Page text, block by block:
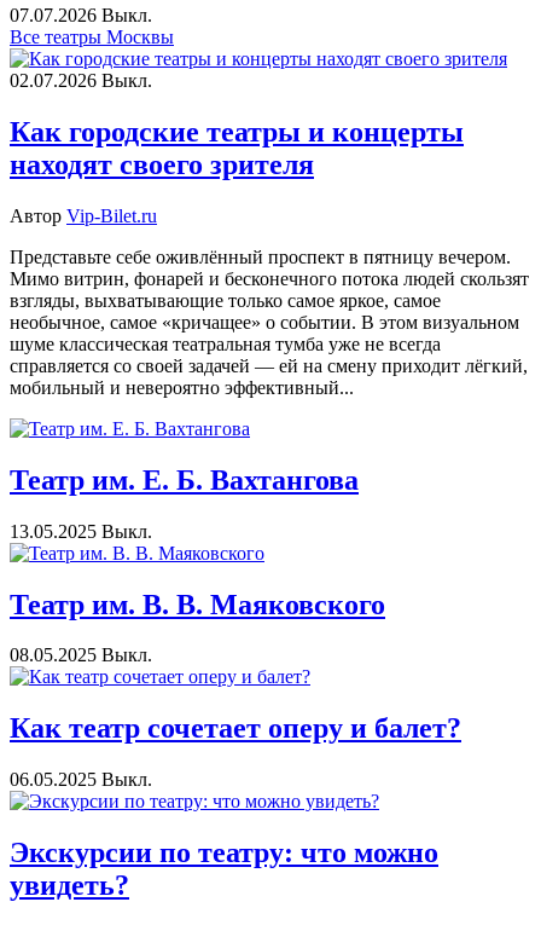
07.07.2026 Выкл.
Все театры Москвы
02.07.2026 Выкл.
Как городские театры и концерты
находят своего зрителя
Автор Vip-Bilet.ru
Представьте себе оживлённый проспект в пятницу вечером.
Мимо витрин, фонарей и бесконечного потока людей скользят
взгляды, выхватывающие только самое яркое, самое
необычное, самое «кричащее» о событии. В этом визуальном
шуме классическая театральная тумба уже не всегда
справляется со своей задачей — ей на смену приходит лёгкий,
мобильный и невероятно эффективный...
Театр им. Е. Б. Вахтангова
13.05.2025 Выкл.
Театр им. В. В. Маяковского
08.05.2025 Выкл.
Как театр сочетает оперу и балет?
06.05.2025 Выкл.
Экскурсии по театру: что можно
увидеть?